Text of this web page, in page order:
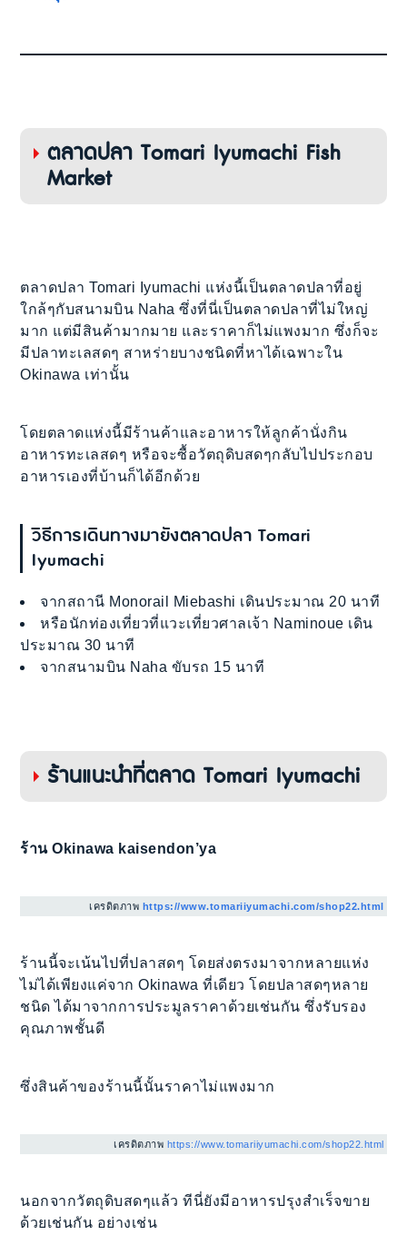
ตลาดปลา Tomari Iyumachi Fish
Market
ตลาดปลา Tomari Iyumachi แห่งนี้เป็นตลาดปลาที่อยู่
ใกล้ๆกับสนามบิน Naha ซึ่งที่นี่เป็นตลาดปลาที่ไม่ใหญ่
มาก แต่มีสินค้ามากมาย และราคาก็ไม่แพงมาก ซึ่งก็จะ
มีปลาทะเลสดๆ สาหร่ายบางชนิดที่หาได้เฉพาะใน
Okinawa เท่านั้น
โดยตลาดแห่งนี้มีร้านค้าและอาหารให้ลูกค้านั่งกิน
อาหารทะเลสดๆ หรือจะซื้อวัตถุดิบสดๆกลับไปประกอบ
อาหารเองที่บ้านก็ได้อีกด้วย
วิธีการเดินทางมายังตลาดปลา Tomari
Iyumachi
จากสถานี Monorail Miebashi เดินประมาณ 20 นาที
หรือนักท่องเที่ยวที่แวะเที่ยวศาลเจ้า Naminoue เดิน
ประมาณ 30 นาที
จากสนามบิน Naha ขับรถ 15 นาที
ร้านแนะนำที่ตลาด Tomari Iyumachi
ร้าน Okinawa kaisendon’ya
เครดิตภาพ https://www.tomariiyumachi.com/shop22.html
ร้านนี้จะเน้นไปที่ปลาสดๆ โดยส่งตรงมาจากหลายแห่ง
ไม่ได้เพียงแค่จาก Okinawa ที่เดียว โดยปลาสดๆหลาย
ชนิด ได้มาจากการประมูลราคาด้วยเช่นกัน ซึ่งรับรอง
คุณภาพชั้นดี
ซึ่งสินค้าของร้านนี้นั้นราคาไม่แพงมาก
เครดิตภาพ https://www.tomariiyumachi.com/shop22.html
นอกจากวัตถุดิบสดๆแล้ว ทีนี่ยังมีอาหารปรุงสำเร็จขาย
ด้วยเช่นกัน อย่างเช่น